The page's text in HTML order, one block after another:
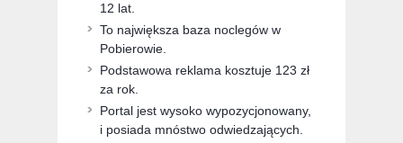
12 lat.
To największa baza noclegów w
Pobierowie.
Podstawowa reklama kosztuje 123 zł
za rok.
Portal jest wysoko wypozycjonowany,
i posiada mnóstwo odwiedzających.